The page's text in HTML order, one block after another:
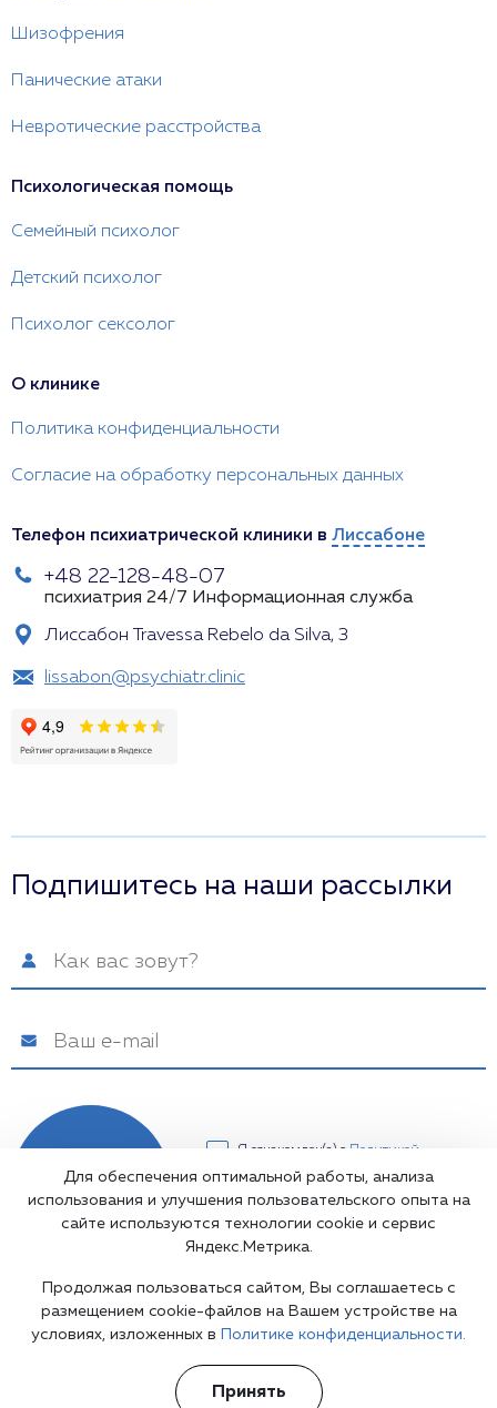
Шизофрения
Панические атаки
Невротические расстройства
Психологическая помощь
Семейный психолог
Детский психолог
Психолог сексолог
О клинике
Политика конфиденциальности
Согласие на обработку персональных данных
Телефон психиатрической клиники в Лиссабоне
+48 22-128-48-07
психиатрия 24/7 Информационная служба
Лиссабон Travessa Rebelo da Silva, 3
lissabon@psychiatr.clinic
Подпишитесь на наши рассылки
Я ознакомлен(а) с Политикой
конфиденциальности
Подписаться
Карта сайта
©2002-2026 Клиника доктора Шурова
Для обеспечения оптимальной работы, анализа
использования и улучшения пользовательского опыта на
сайте используются технологии cookie и сервис
Яндекс.Метрика.
Продолжая пользоваться сайтом, Вы соглашаетесь с
размещением cookie-файлов на Вашем устройстве на
условиях, изложенных в
Политике конфиденциальности.
Принять